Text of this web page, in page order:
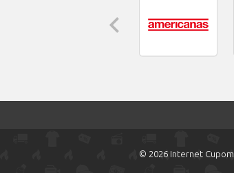
© 2026 Internet Cupom